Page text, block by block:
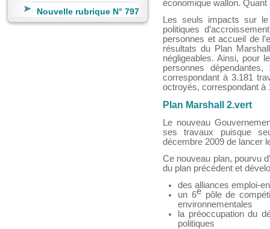
Nouvelle rubrique N° 797
économique wallon. Quant
Les seuls impacts sur
politiques
personnes et accueil de
résultats du Plan
négligeables. Ainsi, pour
personnes
correspondant à 3.181
octroyés, correspondant à
Plan Marshall 2.vert
Le nouveau
ses travaux puisque
décembre 2009 de lancer
Ce nouveau plan, pourvu
du plan précédent et
des alliances emploi-
un 6epôle de
environnementales
la préoccupation du
politiques